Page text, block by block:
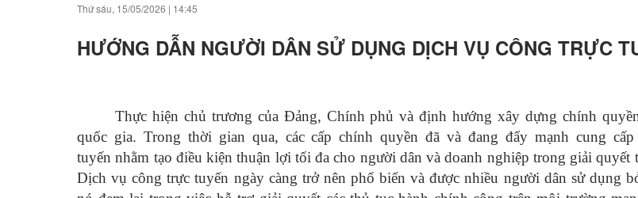
Thứ sáu, 15/05/2026 | 14:45
HƯỚNG DẪN NGƯỜI DÂN SỬ DỤNG DỊCH VỤ CÔNG TRỰC
Thực hiện chủ trương của Đảng, Chính phủ và định hướng xây dựng chính
quốc gia. Trong thời gian qua, các cấp chính quyền đã và đang đẩy mạnh cung
tuyến nhằm tạo điều kiện thuận lợi tối đa cho người dân và doanh nghiệp trong giải quyết
Dịch vụ công trực tuyến ngày càng trở nên phổ biến và được nhiều người dân sử dụng